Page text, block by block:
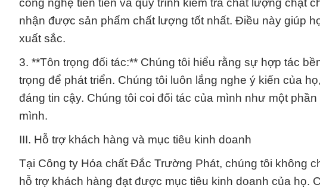
công nghệ tiên tiến và quy trình kiểm tra chất lượng chặt
nhận được sản phẩm chất lượng tốt nhất. Điều này giúp
xuất sắc.
3. **Tôn trọng đối tác:** Chúng tôi hiểu rằng sự hợp tác
trọng để phát triển. Chúng tôi luôn lắng nghe ý kiến của
đáng tin cậy. Chúng tôi coi đối tác của mình như một
mình.
III. Hỗ trợ khách hàng và mục tiêu kinh doanh
Tại Công ty Hóa chất Đắc Trường Phát, chúng tôi không
hỗ trợ khách hàng đạt được mục tiêu kinh doanh của họ.